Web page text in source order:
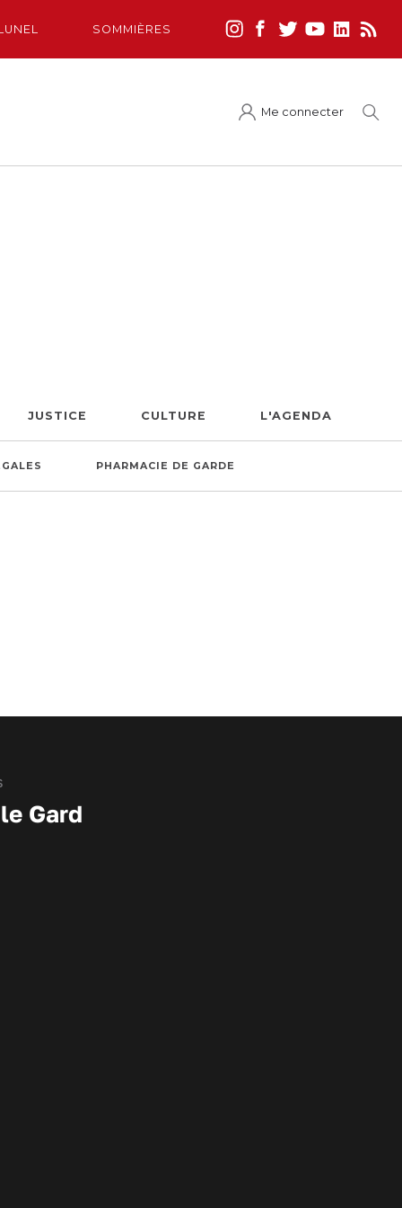
SOMMIÈRES
Me connecter
JUSTICE CULTURE L'AGENDA
PHARMACIE DE GARDE
Gard